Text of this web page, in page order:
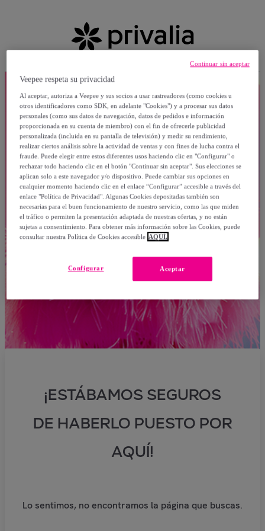
¡ESTÁBAMOS SEGUROS
DE HABERLO PUESTO POR
AQUÍ!
Lo sentimos, no encontramos la página que buscas.
Veepee respeta su privacidad
Al aceptar, autoriza a Veepee y sus socios a usar rastreadores (como cookies u
otros identificadores como SDK, en adelante "Cookies") y a procesar sus datos
personales (como sus datos de navegación, datos de pedidos e información
proporcionada en su cuenta de miembro) con el fin de ofrecerle publicidad
personalizada (incluida en su pantalla de televisión) y medir su rendimiento,
realizar ciertos análisis sobre la actividad de ventas y con fines de lucha contra el
fraude. Puede elegir entre estos diferentes usos haciendo clic en "Configurar" o
rechazar todo haciendo clic en el botón "Continuar sin aceptar". Sus elecciones se
aplican solo a este navegador y/o dispositivo. Puede cambiar sus opciones en
cualquier momento haciendo clic en el enlace “Configurar” accesible a través del
enlace "Política de Privacidad". Algunas Cookies depositadas también son
necesarias para el buen funcionamiento de nuestro servicio, como las que miden
el tráfico o permiten la presentación adaptada de nuestras ofertas, y no están
sujetas a consentimiento. Para obtener más información sobre las Cookies, puede
consultar nuestra Política de Cookies accesible AQUÍ.
Aceptar
Configurar
Continuar sin aceptar